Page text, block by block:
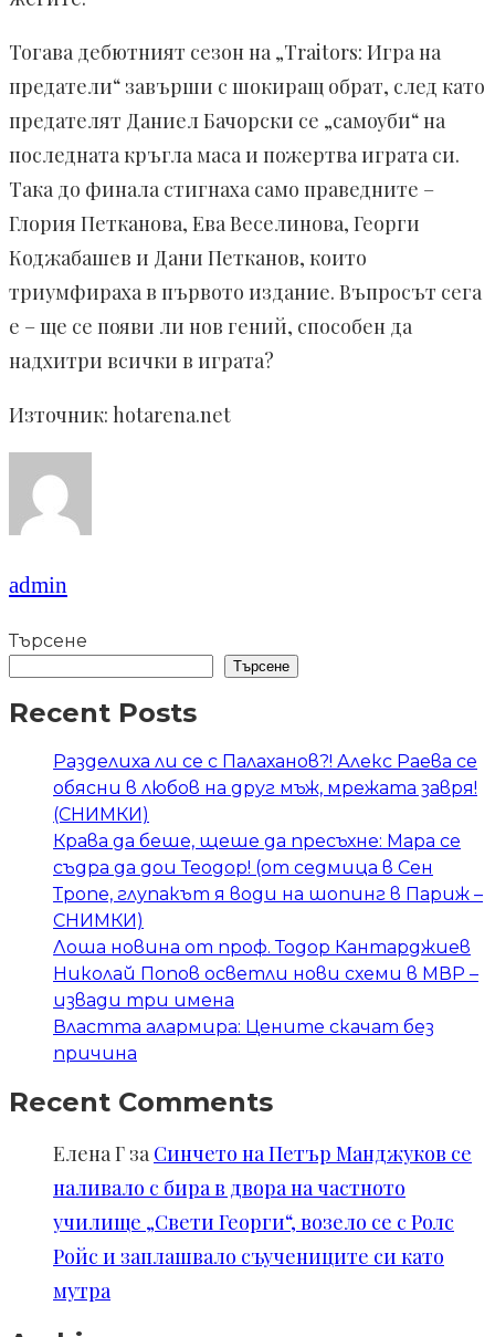
Тогава дебютният сезон на „Traitors: Игра на
предатели“ завърши с шокиращ обрат, след като
предателят Даниел Бачорски се „самоуби“ на
последната кръгла маса и пожертва играта си.
Така до финала стигнаха само праведните –
Глория Петканова, Ева Веселинова, Георги
Коджабашев и Дани Петканов, които
триумфираха в първото издание. Въпросът сега
е – ще се появи ли нов гений, способен да
надхитри всички в играта?
Източник: hotarena.net
admin
Търсене
Търсене
Recent Posts
Разделиха ли се с Палаханов?! Алекс Раева се
обясни в любов на друг мъж, мрежата завря!
(СНИМКИ)
Крава да беше, щеше да пресъхне: Мара се
съдра да дои Теодор! (от седмица в Сен
Тропе, глупакът я води на шопинг в Париж –
СНИМКИ)
Лоша новина от проф. Тодор Кантарджиев
Николай Попов осветли нови схеми в МВР –
извади три имена
Властта алармира: Цените скачат без
причина
Recent Comments
Елена Г за Синчето на Петър Манджуков се
наливало с бира в двора на частното
училище „Свети Георги“, возело се с Ролс
Ройс и заплашвало съучениците си като
мутра